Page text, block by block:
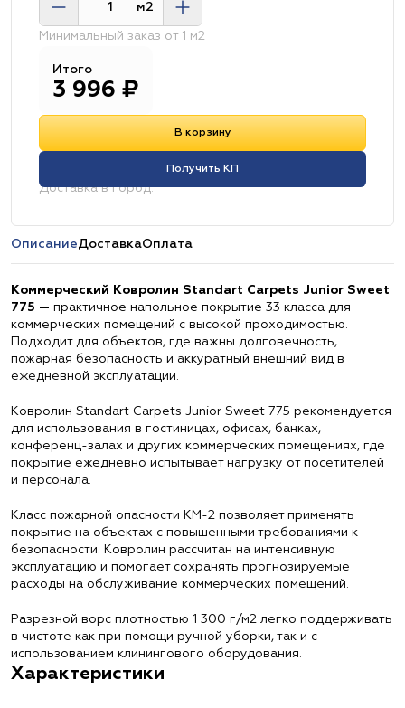
м2
Минимальный заказ от 1 м2
Итого
3 996 ₽
В корзину
Получить КП
Доставка в город:
ОписаниеДоставкаОплата
Коммерческий Ковролин Standart Carpets Junior Sweet
775 — практичное напольное покрытие 33 класса для
коммерческих помещений с высокой проходимостью.
Подходит для объектов, где важны долговечность,
пожарная безопасность и аккуратный внешний вид в
ежедневной эксплуатации.
Ковролин Standart Carpets Junior Sweet 775 рекомендуется
для использования в гостиницах, офисах, банках,
конференц-залах и других коммерческих помещениях, где
покрытие ежедневно испытывает нагрузку от посетителей
и персонала.
Класс пожарной опасности КМ-2 позволяет применять
покрытие на объектах с повышенными требованиями к
безопасности. Ковролин рассчитан на интенсивную
эксплуатацию и помогает сохранять прогнозируемые
расходы на обслуживание коммерческих помещений.
Разрезной ворс плотностью 1 300 г/м2 легко поддерживать
в чистоте как при помощи ручной уборки, так и с
использованием клинингового оборудования.
Характеристики